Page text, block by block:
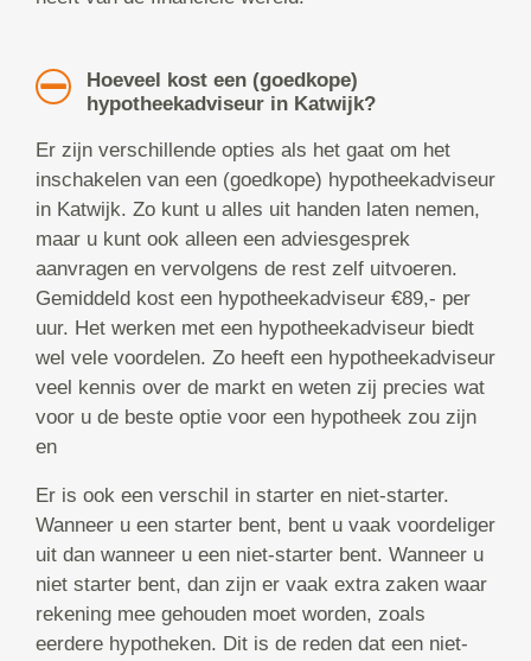
Hoeveel kost een (goedkope)
hypotheekadviseur in Katwijk?
Er zijn verschillende opties als het gaat om het
inschakelen van een (goedkope) hypotheekadviseur
in Katwijk. Zo kunt u alles uit handen laten nemen,
maar u kunt ook alleen een adviesgesprek
aanvragen en vervolgens de rest zelf uitvoeren.
Gemiddeld kost een hypotheekadviseur €89,- per
uur. Het werken met een hypotheekadviseur biedt
wel vele voordelen. Zo heeft een hypotheekadviseur
veel kennis over de markt en weten zij precies wat
voor u de beste optie voor een hypotheek zou zijn
en
Er is ook een verschil in starter en niet-starter.
Wanneer u een starter bent, bent u vaak voordeliger
uit dan wanneer u een niet-starter bent. Wanneer u
niet starter bent, dan zijn er vaak extra zaken waar
rekening mee gehouden moet worden, zoals
eerdere hypotheken. Dit is de reden dat een niet-